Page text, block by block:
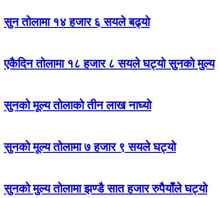
सुन तोलामा १४ हजार ६ सयले बढ्यो
एकैदिन तोलामा १८ हजार ८ सयले घट्यो सुनको मुल्य
सुनको मूल्य तोलाको तीन लाख नाघ्यो
सुनको मूल्य तोलामा ७ हजार ९ सयले घट्यो
सुनको मुल्य तोलामा झण्डै सात हजार रुपैयाँले घट्यो